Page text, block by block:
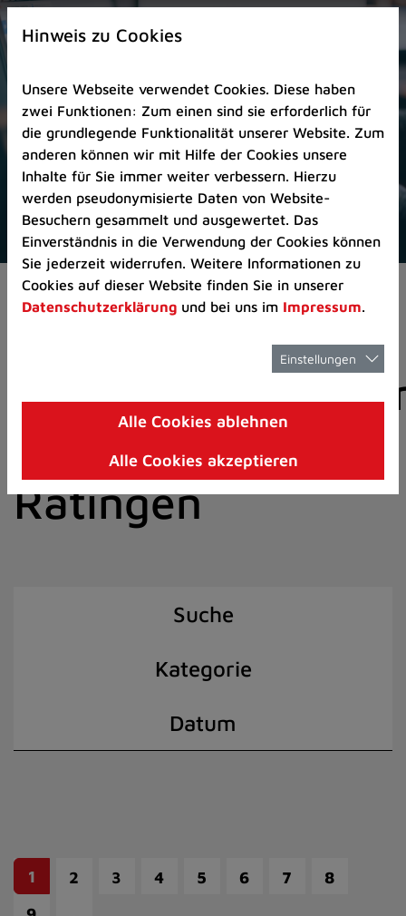
Zur
Startseite
Zum
Seitenanfang
springen
(Schnelltaste
A)
Zur
Navigation/Menü
springen
(Schnelltaste
M)
Zur
8)
I)
Pressemeldungen
der Stadt
Ratingen
Suche
Kategorie
Datum
1 2 3 4 5 6 7
8
Hinweis zu Cookies
Unsere Webseite verwendet Cookies. Diese haben
zwei Funktionen: Zum einen sind sie erforderlich für
die grundlegende Funktionalität unserer Website. Zum
anderen können wir mit Hilfe der Cookies unsere
Inhalte für Sie immer weiter verbessern. Hierzu
werden pseudonymisierte Daten von Website-
Besuchern gesammelt und ausgewertet. Das
Einverständnis in die Verwendung der Cookies können
Sie jederzeit widerrufen. Weitere Informationen zu
Cookies auf dieser Website finden Sie in unserer
Datenschutzerklärung und bei uns im Impressum.
Einstellungen
Alle Cookies ablehnen
Alle Cookies akzeptieren